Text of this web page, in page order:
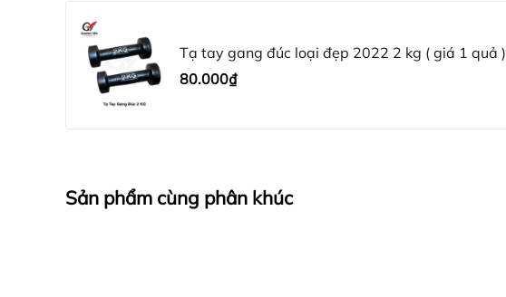
Tạ tay gang đúc loại đẹp 2022 2 kg ( giá 1 quả )
80.000₫
Sản phẩm cùng phân khúc